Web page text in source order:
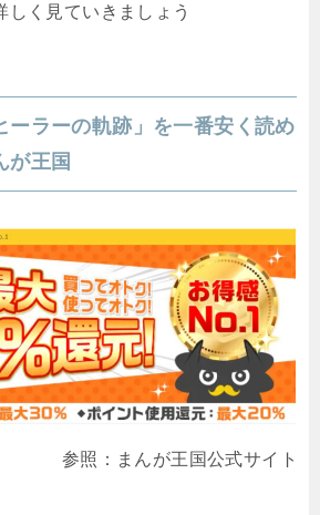
しく見ていきましょう
ーラーの軌跡」を一番安く読め
が王国
参照：まんが王国公式サイト